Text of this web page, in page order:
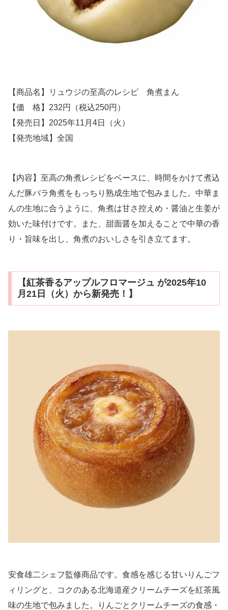
【商品名】リュウジの至高のレシピ 角煮まん
【価 格】232円（税込250円）
【発売日】2025年11月4日（火）
【発売地域】全国
【内容】至高の角煮レシピをベースに、時間をかけて煮込
んだ豚バラ角煮をもっちり熟成生地で包みました。中華ま
んの生地に合うように、角煮は甘さ控えめ・醤油と生姜が
効いた味付けです。また、甜面醤を加えることで中華の香
り・旨味を出し、角煮のおいしさを引き立てます。
【紅茶香るアップルフロマージュ が2025年10
月21日（火）から新発売！】
安食雄二シェフ監修商品です。食感を感じる甘いりんごフ
ィリングと、コクのある北海道産クリームチーズを紅茶風
味の生地で包みました。りんごとクリームチーズの食感・